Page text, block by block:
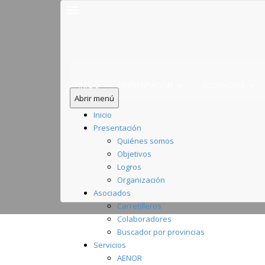
INICIO
Abrir menú
Inicio
Presentación
Quiénes somos
Objetivos
Logros
Organización
Asociados
Carretilleros
Colaboradores
Buscador por provincias
Servicios
AENOR